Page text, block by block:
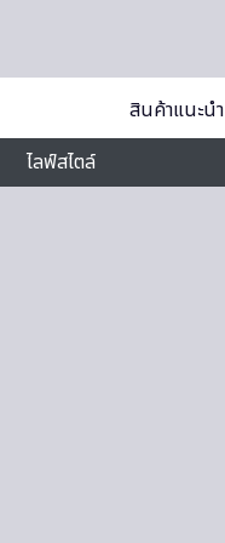
สินค้าแนะนำ
ไลฟ์สไตล์